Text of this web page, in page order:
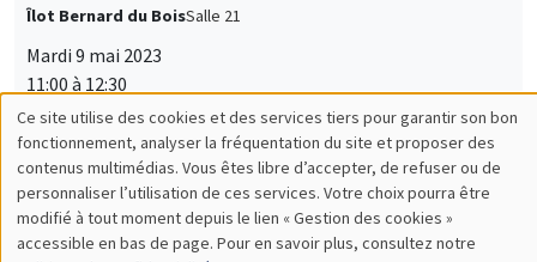
Îlot Bernard du BoisSalle 21
Mardi 9 mai 2023
11:00 à 12:30
Karine Moukaddem*, Tom Gargani**
AMSE
Arab spring protests and women’s marriage outcomes:
Evidence from Egypt*